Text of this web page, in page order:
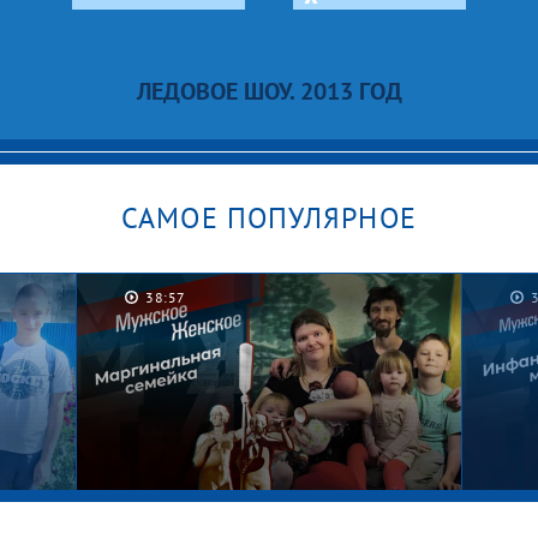
ЛЕДОВОЕ ШОУ. 2013 ГОД
САМОЕ ПОПУЛЯРНОЕ
38:57